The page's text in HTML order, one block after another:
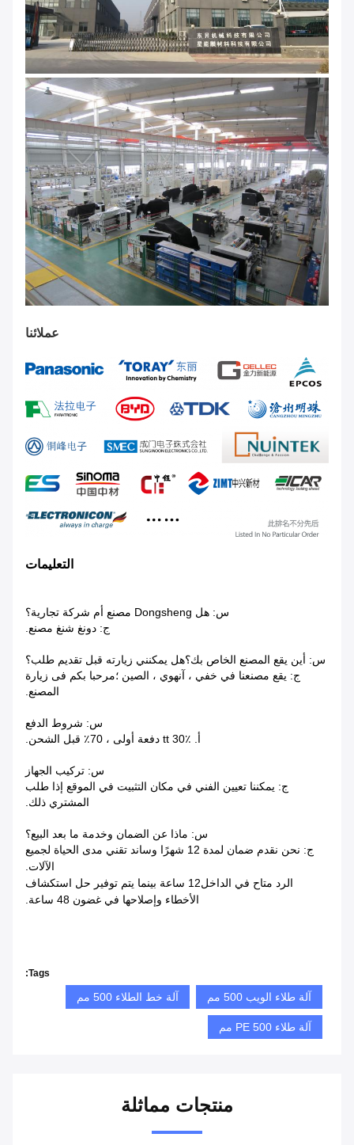
عملائنا
التعليمات
س: هل Dongsheng مصنع أم شركة تجارية؟
ج: دونغ شنغ مصنع.
س: أين يقع المصنع الخاص بك؟هل يمكنني زيارته قبل تقديم طلب؟
ج: يقع مصنعنا في خفي ، آنهوي ، الصين ؛مرحبا بكم فى زيارة
المصنع.
س: شروط الدفع
أ. tt 30٪ دفعة أولى ، 70٪ قبل الشحن.
س: تركيب الجهاز
ج: يمكننا تعيين الفني في مكان التثبيت في الموقع إذا طلب
المشتري ذلك.
س: ماذا عن الضمان وخدمة ما بعد البيع؟
ج: نحن نقدم ضمان لمدة 12 شهرًا وساند تقني مدى الحياة لجميع
الآلات.
الرد متاح في الداخل
12 ساعة بينما يتم توفير حل استكشاف
الأخطاء وإصلاحها في غضون 48 ساعة.
Tags:
آلة طلاء الويب 500 مم آلة خط الطلاء 500 مم
آلة طلاء PE 500 مم
منتجات مماثلة